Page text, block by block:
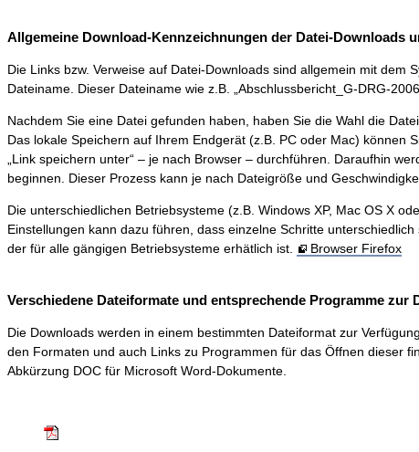
Allgemeine Download-Kennzeichnungen der Datei-Downloads
Die Links bzw. Verweise auf Datei-Downloads sind allgemein mit dem
Dateiname. Dieser Dateiname wie z.B. „Abschlussbericht_G-DRG-
Nachdem Sie eine Datei gefunden haben, haben Sie die Wahl die
Das lokale Speichern auf Ihrem Endgerät (z.B. PC oder Mac) können
„Link speichern unter“ – je nach Browser – durchführen. Daraufhin
beginnen. Dieser Prozess kann je nach Dateigröße und
Die unterschiedlichen Betriebsysteme (z.B. Windows XP, Mac OS X
Einstellungen kann dazu führen, dass einzelne Schritte
der für alle gängigen Betriebsysteme erhätlich ist.
Browser Firefox
Verschiedene Dateiformate und entsprechende Programme zur
Die Downloads werden in einem bestimmten Dateiformat zur
den Formaten und auch Links zu Programmen für das Öffnen dieser
Abkürzung DOC für Microsoft Word-Dokumente.